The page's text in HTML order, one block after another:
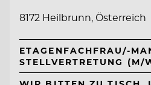
8172 Heilbrunn, Österreich
ETAGENFACHFRAU/-
STELLVERTRETUNG (M/